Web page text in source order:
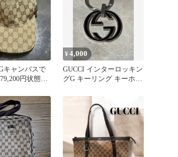
キャンバスで
円状態は
¥4,000
GUCCI インターロッキン
グG キーリング キーホル